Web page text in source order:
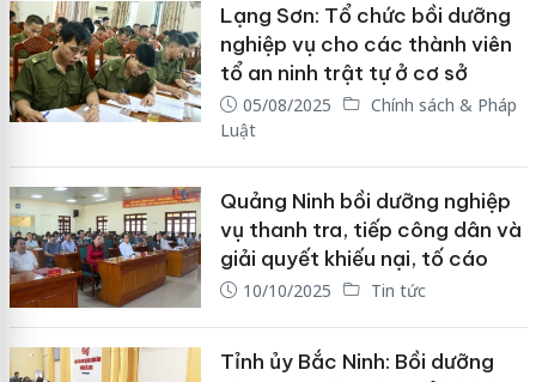
Lạng Sơn: Tổ chức bồi dưỡng
nghiệp vụ cho các thành viên
tổ an ninh trật tự ở cơ sở
05/08/2025
Chính sách & Pháp
Luật
Quảng Ninh bồi dưỡng nghiệp
vụ thanh tra, tiếp công dân và
giải quyết khiếu nại, tố cáo
10/10/2025 Tin tức
Tỉnh ủy Bắc Ninh: Bồi dưỡng